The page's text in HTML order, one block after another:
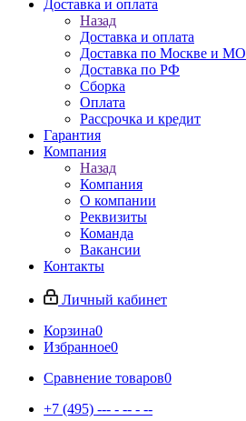
Доставка и оплата
Назад
Доставка и оплата
Доставка по Москве и МО
Доставка по РФ
Сборка
Оплата
Рассрочка и кредит
Гарантия
Компания
Назад
Компания
О компании
Реквизиты
Команда
Вакансии
Контакты
Личный кабинет
Корзина0
Избранное0
Сравнение товаров0
+7 (495) --- - -- - --